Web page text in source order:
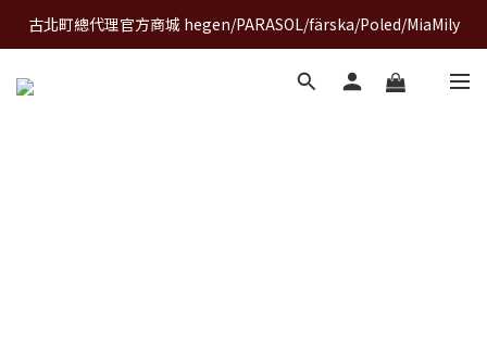
A World of Wonder 奇想世界特展｜套票熱賣中
古北町總代理官方商城 hegen/PARASOL/färska/Poled/MiaMily
A World of Wonder 奇想世界特展｜套票熱賣中